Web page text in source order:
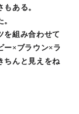
ある。
を組み合わせて
ー×ブラウン×ラ
ちんと見えをね